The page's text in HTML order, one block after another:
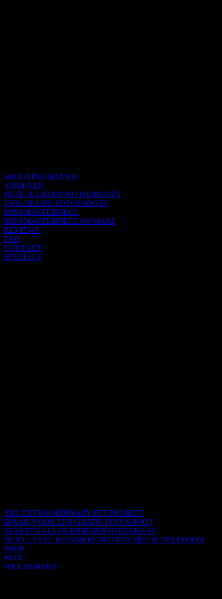
SHOOTINFORMATIE
TARIEVEN
NEST- & GROEPSFOTOSHOOTS
END-OF-LIFE FOTOSHOOTS
MINI MASTERPIECE
MINI MASTERPIECE OP MAAT
REVIEWS
FAQ
CONTACT
SPECIALS
THE EXTRAORDINARY PET PROJECT
SPAAR VOOR EEN GRATIS FOTOSHOOT
STARTEN ALS HUISDIERENFOTOGRAAF
NEXT LEVEL HUISDIERENFOTO'S MET JE TELEFOON
SHOP
BLOG
NIEUWSBRIEF